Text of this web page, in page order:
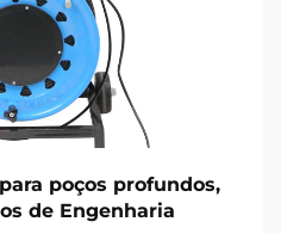
poços profundos,
de Engenharia